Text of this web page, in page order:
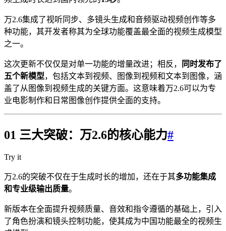
万2.6集成了视听同步、多镜头生成和音频驱动视频创作等多
种功能，其开发者称其为全球功能覆盖最全面的视频生成模型
之一。
这次更新不仅仅是对单一功能的增量改进；相反，
同时发布了
五个新模型，包括文本到视频、图像到视频和文本到图像，涵
盖了从图像到视频生成的关键方面。这意味着万2.6可以为专
业电影制作和日常图像创作提供全面的支持。
01 三大突破：万2.6的核心能力#
Try it
万2.6的突破不仅在于生成时长的增加，还在于其多功能集成
和专业级输出质量。
新版本在全面提升视频质量、音效和指令遵循的基础上，引入
了角色扮演和镜头控制功能，使其成为中国功能最全的视频生